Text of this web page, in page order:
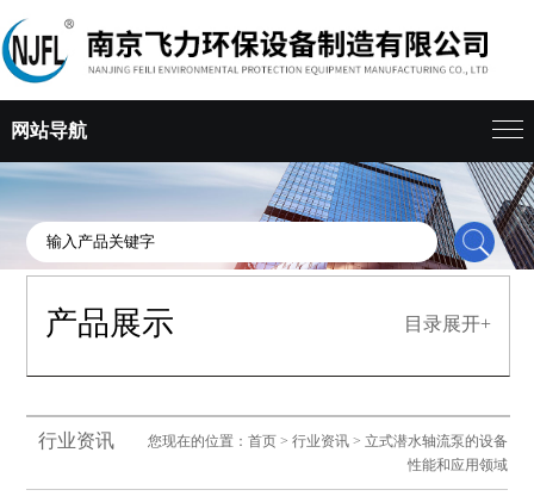
网站导航
产品展示 目录展开+
行业资讯 您现在的位置： 首页> 行业资讯> 立式潜水轴流泵的设备
性能和应用领域